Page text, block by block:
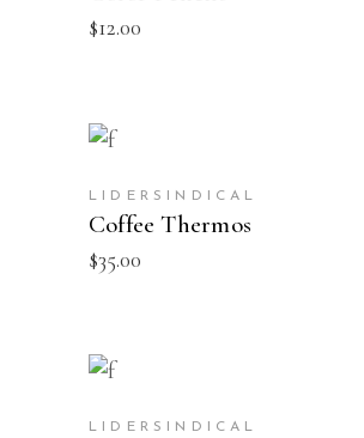
$12.00
LIDERSINDICAL
Coffee Thermos
$35.00
LIDERSINDICAL